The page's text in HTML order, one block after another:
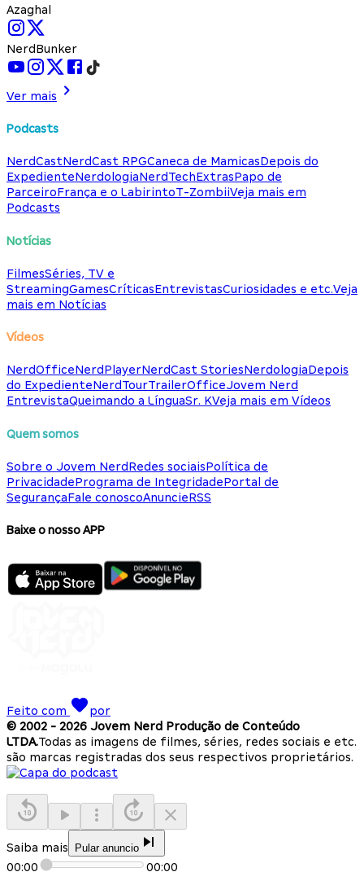
Azaghal
NerdBunker
Ver mais
Podcasts
NerdCastNerdCast RPGCaneca de MamicasDepois do
ExpedienteNerdologiaNerdTechExtrasPapo de
ParceiroFrança e o LabirintoT-ZombiiVeja mais em
Podcasts
Notícias
FilmesSéries, TV e
StreamingGamesCríticasEntrevistasCuriosidades e etc.Veja
mais em Notícias
Vídeos
NerdOfficeNerdPlayerNerdCast StoriesNerdologiaDepois
do ExpedienteNerdTourTrailerOfficeJovem Nerd
EntrevistaQueimando a LínguaSr. KVeja mais em Vídeos
Quem somos
Sobre o Jovem NerdRedes sociaisPolítica de
PrivacidadePrograma de IntegridadePortal de
SegurançaFale conoscoAnuncieRSS
Baixe o nosso APP
Feito com
por
© 2002 - 2026 Jovem Nerd Produção de Conteúdo
LTDA.Todas as imagens de filmes, séries, redes sociais e etc.
são marcas registradas dos seus respectivos proprietários.
Saiba mais Pular anuncio
00:00 00:00